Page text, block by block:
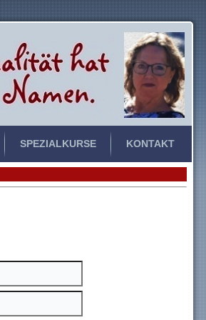
SPEZIALKURSE KONTAKT